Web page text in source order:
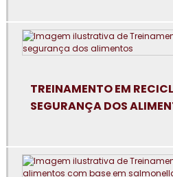
Consultoria em boas práticas
Consultoria para certificação
Consultoria em controle de
qualidade
TREINAMENTO EM
SEGURANÇA DOS